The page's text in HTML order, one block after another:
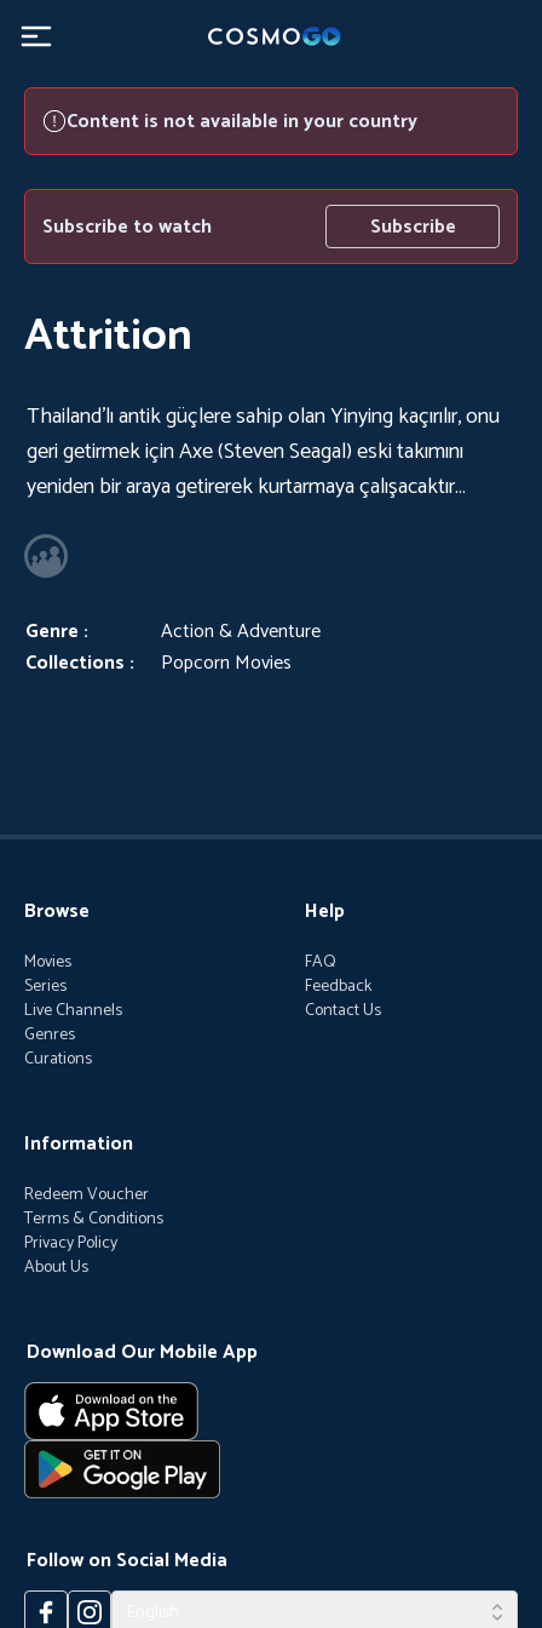
Content is not available in your country
Subscribe to watch Subscribe
Attrition
Thailand'lı antik güçlere sahip olan Yinying kaçırılır, onu
geri getirmek için Axe (Steven Seagal) eski takımını
yeniden bir araya getirerek kurtarmaya çalışacaktır…
Genre :
Action & Adventure
Collections :
Popcorn Movies
Browse
Movies
Series
Live Channels
Genres
Curations
Help
FAQ
Feedback
Contact Us
Information
Redeem Voucher
Terms & Conditions
Privacy Policy
About Us
Download Our Mobile App
Follow on Social Media